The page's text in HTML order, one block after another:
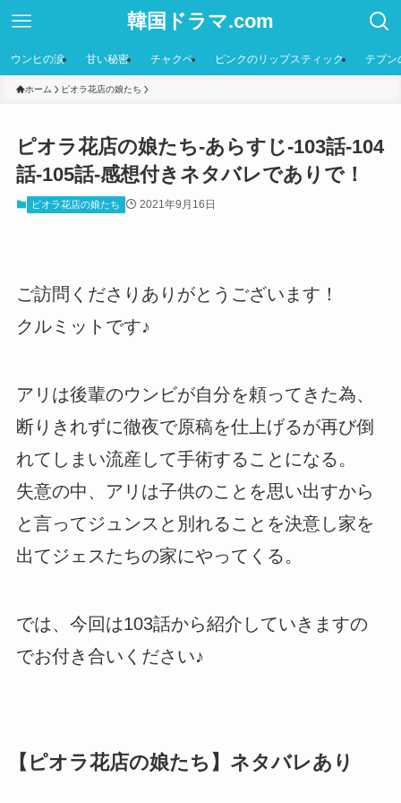
韓国ドラマ.com
ウンヒの涙 甘い秘密 チャクペ ピンクのリップスティック テプン
ホーム ピオラ花店の娘たち
ピオラ花店の娘たち-あらすじ-103話-104
話-105話-感想付きネタバレでありで！
ピオラ花店の娘たち 2021年9月16日
ご訪問くださりありがとうございます！
クルミットです♪
アリは後輩のウンビが自分を頼ってきた為、
断りきれずに徹夜で原稿を仕上げるが再び倒
れてしまい流産して手術することになる。
失意の中、アリは子供のことを思い出すから
と言ってジュンスと別れることを決意し家を
出てジェスたちの家にやってくる。
では、今回は103話から紹介していきますの
でお付き合いください♪
【ピオラ花店の娘たち】ネタバレあり